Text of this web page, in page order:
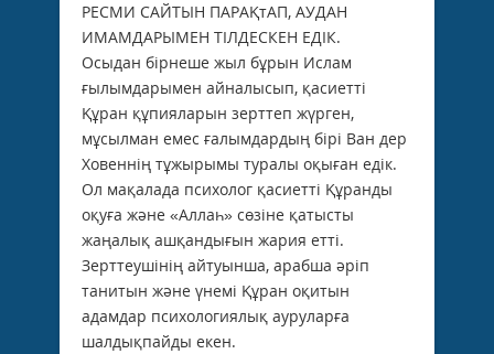
РЕСМИ САЙТЫН ПАРАҚтАП, АУДАН
ИМАМДАРЫМЕН ТІЛДЕСКЕН ЕДІК.
Осыдан бірнеше жыл бұрын Ислам
ғылымдарымен айналысып, қасиетті
Құран құпияларын зерттеп жүрген,
мұсылман емес ғалымдардың бірі Ван дер
Ховеннің тұжырымы туралы оқыған едік.
Ол мақалада психолог қасиетті Құранды
оқуға және «Аллаһ» сөзіне қатысты
жаңалық ашқандығын жария етті.
Зерттеушінің айтуынша, арабша әріп
танитын және үнемі Құран оқитын
адамдар психологиялық ауруларға
шалдықпайды екен.